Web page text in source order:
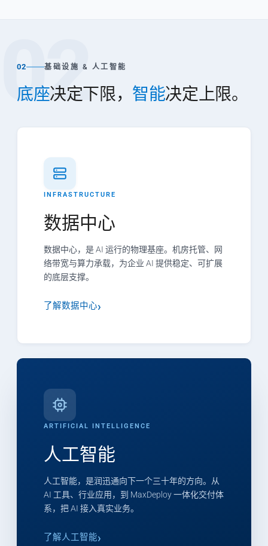
02
02 基础设施 & 人工智能
底座决定下限， 智能决定上限。
INFRASTRUCTURE
数据中心
数据中心，是 AI 运行的物理基座。机房托管、网
络带宽与算力承载，为企业 AI 提供稳定、可扩展
的底层支撑。
了解数据中心
ARTIFICIAL INTELLIGENCE
人工智能
人工智能，是润迅通向下一个三十年的方向。从
AI 工具、行业应用，到 MaxDeploy 一体化交付体
系，把 AI 接入真实业务。
了解人工智能